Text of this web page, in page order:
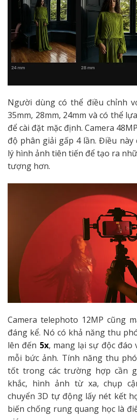
Người dùng có thể điều chỉnh
35mm, 28mm, 24mm và có thể
để cài đặt mặc định. Camera
độ phân giải gấp 4 lần. Điều
lý hình ảnh tiên tiến để tạo ra
tượng hơn.
Camera telephoto 12MP cũng
đáng kể. Nó có khả năng thu
lên đến 5x, mang lại sự độc đáo
mỗi bức ảnh. Tính năng thu
tốt trong các trường hợp cần
khắc, hình ảnh từ xa, chụp
chuyển 3D tự động lấy nét kết
biến chống rung quang học là